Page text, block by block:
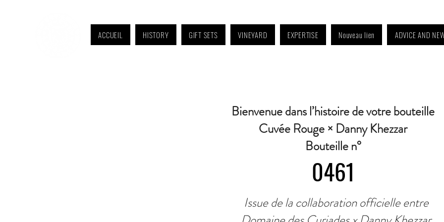
ACCUEIL HISTORY GIFT SETS VINEYARD EXPERTISE Nouveau lien ADVICE AND
Bienvenue dans l’histoire de votre bouteille
Cuvée Rouge × Danny Khezzar
Bouteille n°
0461
Issue de la collaboration officielle entre